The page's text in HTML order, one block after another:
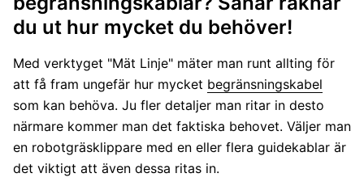
du ut hur mycket du behöver!
Med verktyget "Mät Linje" mäter man runt allting för
att få fram ungefär hur mycket begränsningskabel
som kan behöva. Ju fler detaljer man ritar in desto
närmare kommer man det faktiska behovet. Väljer man
en robotgräsklippare med en eller flera guidekablar är
det viktigt att även dessa ritas in.